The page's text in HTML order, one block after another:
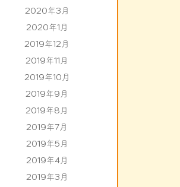
2020年3月
2020年1月
2019年12月
2019年11月
2019年10月
2019年9月
2019年8月
2019年7月
2019年5月
2019年4月
2019年3月